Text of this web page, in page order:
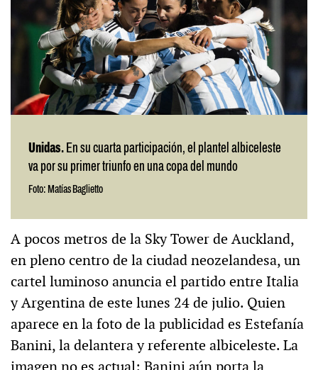
Unidas. En su cuarta participación, el plantel albiceleste
va por su primer triunfo en una copa del mundo
Foto: Matías Baglietto
A pocos metros de la Sky Tower de Auckland,
en pleno centro de la ciudad neozelandesa, un
cartel luminoso anuncia el partido entre Italia
y Argentina de este lunes 24 de julio. Quien
aparece en la foto de la publicidad es Estefanía
Banini, la delantera y referente albiceleste. La